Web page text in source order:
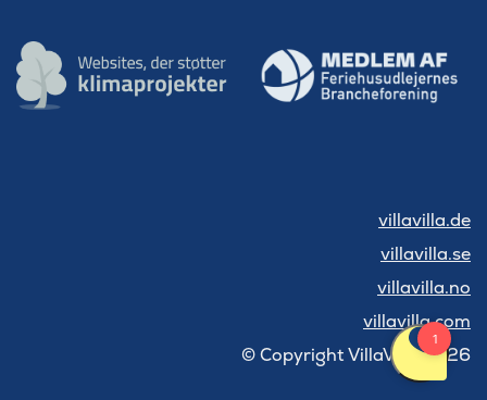
villavilla.de
villavilla.se
villavilla.no
villavilla.com
© Copyright VillaVilla 2026